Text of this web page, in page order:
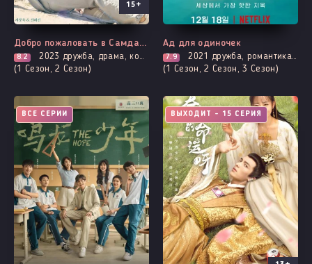
15+
Добро пожаловать в Самдалли
8.2 2023 дружба, драма, комедия, повседневность, романтика
(1 Сезон, 2 Сезон)
Ад для одиночек
7.9 2021 дружба, романтика, шоу
(1 Сезон, 2 Сезон, 3 Сезон)
ВСЕ СЕРИИ ВЫХОДИТ - 15 СЕРИЯ